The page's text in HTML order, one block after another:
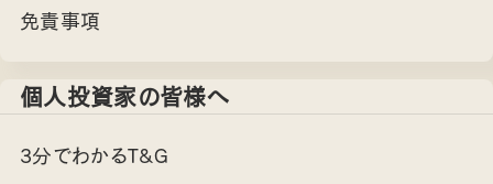
免責事項
個人投資家の皆様へ
3分でわかるT&G